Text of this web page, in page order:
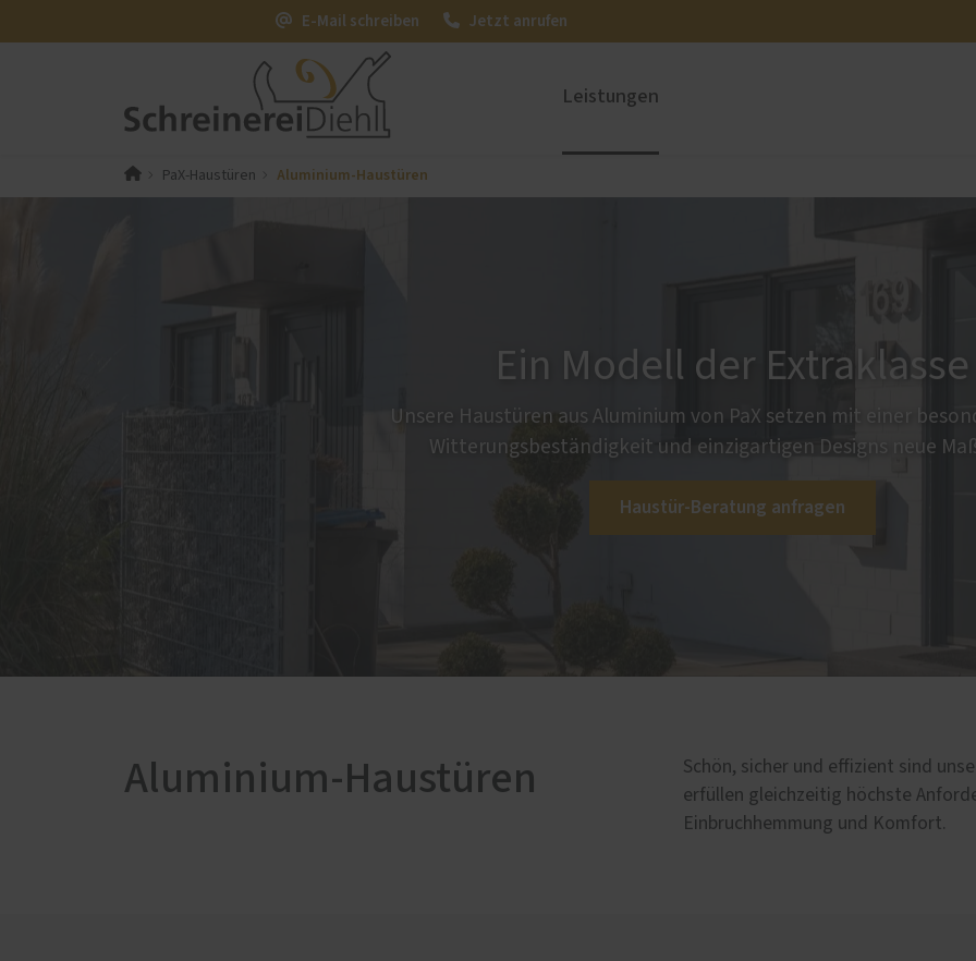
E-Mail schreiben Jetzt anrufen
Leistungen
PaX-Fenster
PaX-Haustüren
Aktionen
PaX Balkon- &
Einbruchschutz nachrüsten Service
Förderung für Fenster
PaX-Haustüren Aluminium-Haustüren
Ein Modell der Extraklasse
Unsere Haustüren aus Aluminium von PaX setzen mit einer
Witterungsbeständigkeit und einzigartigen Designs neue
Haustür-Beratung anfragen
Aluminium-Haustüren
Schön, sicher und effizient sind
erfüllen gleichzeitig höchste
Einbruchhemmung und Komfort.